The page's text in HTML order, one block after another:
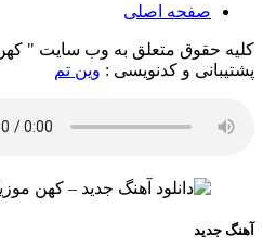
صفحه اصلی
کلیه حقوق متعلق به وب سایت "
پشتیبانی و کدنویسی : وین تم
آهنگ جدید